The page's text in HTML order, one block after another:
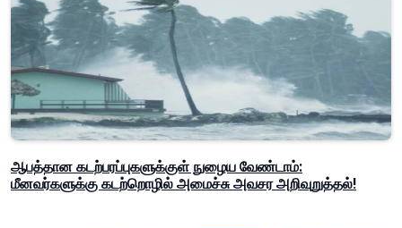
ஆபத்தான கடற்பரப்புகளுக்குள் நுழைய வேண்டாம்:
மீனவர்களுக்கு கடற்றொழில் அமைச்சு அவசர அறிவுறுத்தல்!